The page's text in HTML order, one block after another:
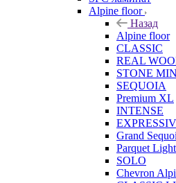
Alpine floor
Назад
Alpine floor
CLASSIC
REAL
STONE
SEQUOIA
Premium XL
INTENSE
Grand
Parquet Light
SOLO
Chevron